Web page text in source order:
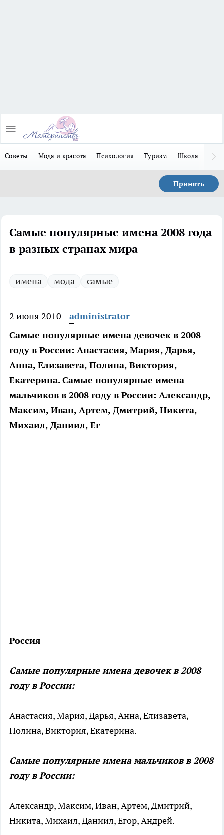
Советы Мода и красота Психология Туризм Школа
Принять
Самые популярные имена 2008 года
в разных странах мира
имена мода самые
2 июня 2010
administrator
Самые популярные имена девочек в 2008
году в России: Анастасия, Мария, Дарья,
Анна, Елизавета, Полина, Виктория,
Екатерина. Самые популярные имена
мальчиков в 2008 году в России: Александр,
Максим, Иван, Артем, Дмитрий, Никита,
Михаил, Даниил, Ег
Россия
Самые популярные имена девочек в 2008
году в России:
Анастасия, Мария, Дарья, Анна, Елизавета,
Полина, Виктория, Екатерина.
Самые популярные имена мальчиков в 2008
году в России:
Александр, Максим, Иван, Артем, Дмитрий,
Никита, Михаил, Даниил, Егор, Андрей.